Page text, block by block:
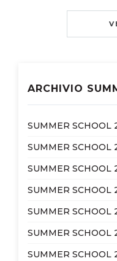
ARCHIVIO
SUMMER SCHOOL
SUMMER SCHOOL
SUMMER SCHOOL
SUMMER SCHOOL
SUMMER SCHOOL
SUMMER SCHOOL
SUMMER SCHOOL